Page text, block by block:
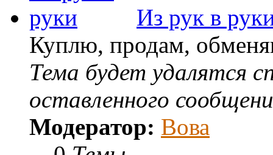
Из рук в
Куплю, продам,
Тема будет удалятся
оставленного
Модератор: Вова